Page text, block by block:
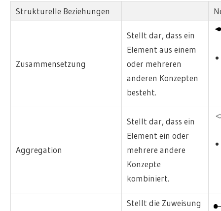
Strukturelle Beziehungen
Zusammensetzung
Stellt dar, dass ein
Element aus einem
oder mehreren
anderen Konzepten
besteht.
Aggregation
Stellt dar, dass ein
Element ein oder
mehrere andere
Konzepte
kombiniert.
Stellt die Zuweisung